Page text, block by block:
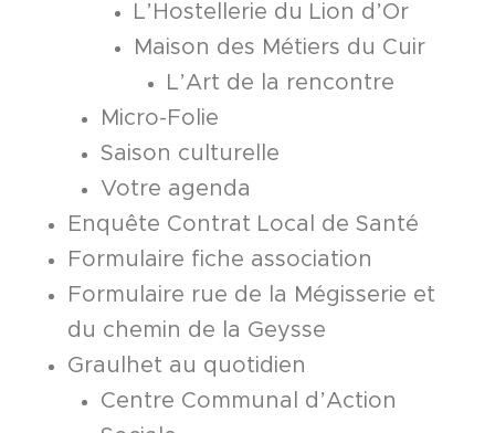
L’Hostellerie du Lion d’Or
Maison des Métiers du Cuir
L’Art de la rencontre
Micro-Folie
Saison culturelle
Votre agenda
Enquête Contrat Local de Santé
Formulaire fiche association
Formulaire rue de la Mégisserie et
du chemin de la Geysse
Graulhet au quotidien
Centre Communal d’Action